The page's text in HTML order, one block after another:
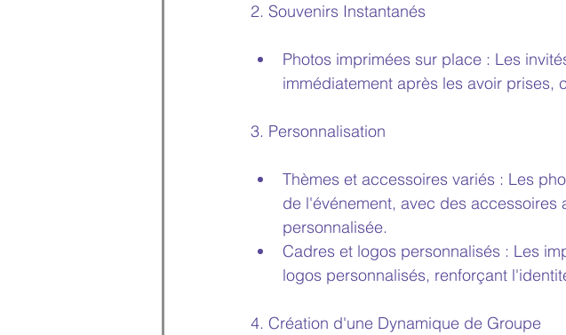
2. Souvenirs Instantanés
Photos imprimées sur place : Les
immédiatement après les avoir prises,
3. Personnalisation
Thèmes et accessoires variés : Les
de l'événement, avec des accessoires
personnalisée.
Cadres et logos personnalisés : Les
logos personnalisés, renforçant
4. Création d'une Dynamique de Groupe